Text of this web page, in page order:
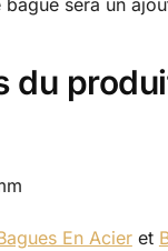
du
En Acieret